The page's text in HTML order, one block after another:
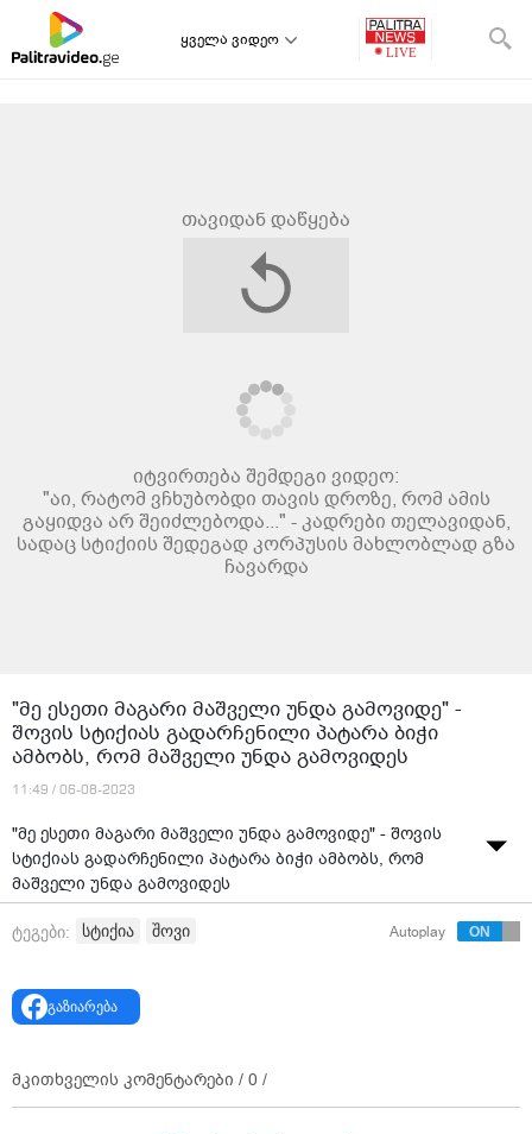
ყველა ვიდეო
თავიდან დაწყება
იტვირთება შემდეგი ვიდეო:
"აი, რატომ ვჩხუბობდი თავის დროზე, რომ ამის
გაყიდვა არ შეიძლებოდა..." - კადრები თელავიდან,
სადაც სტიქიის შედეგად კორპუსის მახლობლად გზა
ჩავარდა
"მე ესეთი მაგარი მაშველი უნდა გამოვიდე" -
შოვის სტიქიას გადარჩენილი პატარა ბიჭი
ამბობს, რომ მაშველი უნდა გამოვიდეს
11:49 / 06-08-2023
"მე ესეთი მაგარი მაშველი უნდა გამოვიდე" - შოვის
სტიქიას გადარჩენილი პატარა ბიჭი ამბობს, რომ
მაშველი უნდა გამოვიდეს
წყარო: Pia.ge - ახალი ამბები
ტეგები: სტიქია შოვი Autoplay
გაზიარება
მკითხველის კომენტარები / 0 /